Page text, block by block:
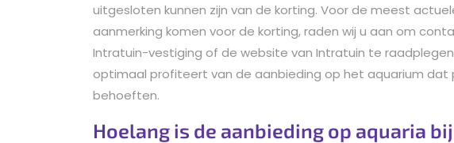
uitgesloten kunnen zijn van de korting. Voor de meest
aanmerking komen voor de korting, raden wij u aan om
Intratuin-vestiging of de website van Intratuin te
optimaal profiteert van de aanbieding op het aquarium dat
behoeften.
Hoelang is de aanbieding op aquaria